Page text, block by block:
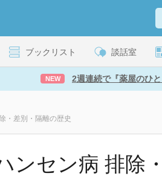
ブックリスト 談話室
NEW 2週連続で『薬屋のひ
・差別・隔離の歴史
ンセン病 排除